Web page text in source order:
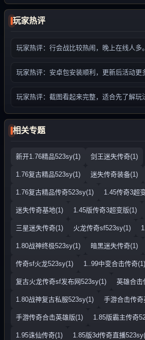
玩家热评
玩家热评：行会战比较热闹，晚上在线人多。
玩家热评：安卓包安装顺利，更新后活动更
玩家热评：截图看起来完整，适合先了解玩
相关专题
新开1.76精品523sy(1) 剑王迷失传奇(1)
1.76复古精品523sy(1) 迷失传奇装备(1)
1.76复古精品传奇523sy(1) 1.45传奇3超
迷失传奇基地(1) 1.45版传奇3超变版(1)
三星迷失传奇(1) 火龙传奇sf523sy(1)
1.80战神终极523sy(1) 暗黑迷失传奇(1)
传奇sf火龙523sy(1) 1..99中变合击传奇(1)
复古火龙传奇sf发布网523sy(1) 英雄合击
1.80战神复古私服523sy(1) 手游合击传奇
手游传奇合击英雄版(1) 1.85版霸主传奇
1.95诛仙传奇(1) 1.85版3d传奇直播